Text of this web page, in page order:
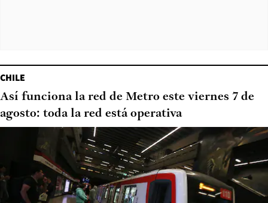
CHILE
Así funciona la red de Metro este viernes 7 de
agosto: toda la red está operativa